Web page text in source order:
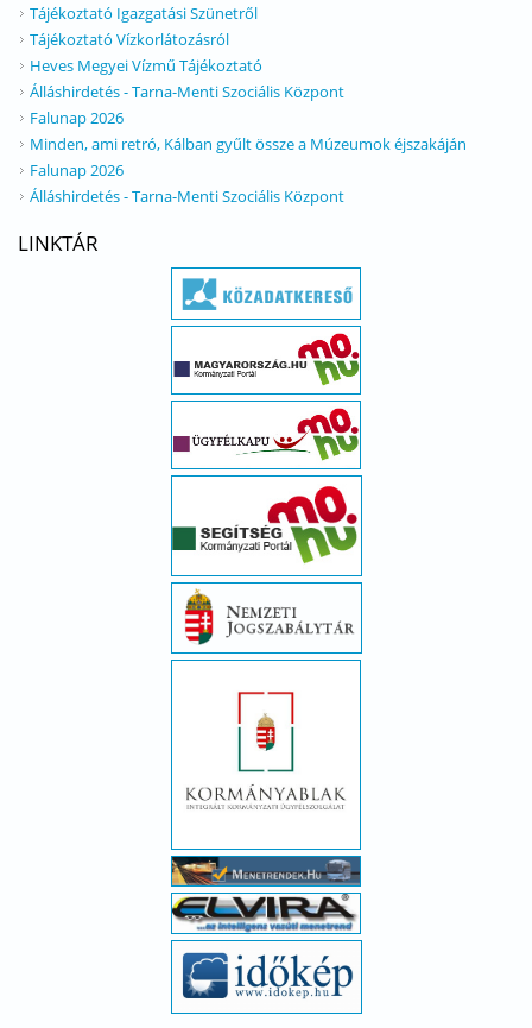
Tájékoztató Igazgatási Szünetről
Tájékoztató Vízkorlátozásról
Heves Megyei Vízmű Tájékoztató
Álláshirdetés - Tarna-Menti Szociális Központ
Falunap 2026
Minden, ami retró, Kálban gyűlt össze a Múzeumok éjszakáján
Falunap 2026
Álláshirdetés - Tarna-Menti Szociális Központ
LINKTÁR